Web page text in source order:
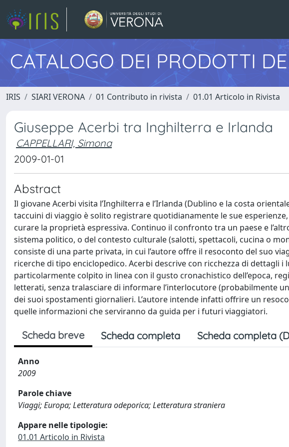
CATALOGO DEI PRODOTTI
IRIS SIARI VERONA 01 Contributo in rivista 01.01 Articolo in Rivista
Giuseppe Acerbi tra Inghilterra e Irlanda
CAPPELLARI, Simona
2009-01-01
Abstract
Il giovane Acerbi visita l’Inghilterra e l’Irlanda (Dublino e la costa
taccuini di viaggio è solito registrare quotidianamente le sue
curare la proprietà espressiva. Continuo il confronto tra un paese e
sistema politico, o del contesto culturale (salotti, spettacoli, cucina o
consiste di una parte privata, in cui l’autore offre il resoconto del suo
ricerche di tipo enciclopedico. Acerbi descrive con ricchezza di dettagli
particolarmente colpito in linea con il gusto cronachistico dell’epoca,
letterati, senza tralasciare di informare l’interlocutore (probabilmente
dei suoi spostamenti giornalieri. L’autore intende infatti offrire un
quelle informazioni che serviranno da guida per i futuri viaggiatori.
Scheda breve Scheda completa Scheda completa
Anno
2009
Parole chiave
Viaggi; Europa; Letteratura odeporica; Letteratura straniera
Appare nelle tipologie:
01.01 Articolo in Rivista